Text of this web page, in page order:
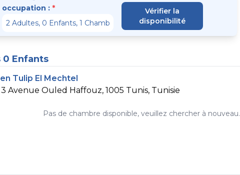
occupation : *
Vérifier la
disponibilité
0 Enfants
Tulip El Mechtel
Avenue Ouled Haffouz, 1005 Tunis, Tunisie
Pas de chambre disponible, veuillez chercher à nouveau.